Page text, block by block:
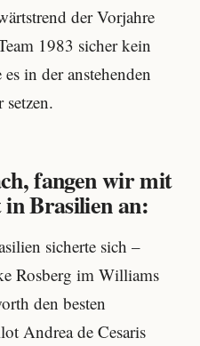
der Vorjahre
1983 sicher kein
in der anstehenden
fangen wir mit
Brasilien an:
sicherte sich –
Rosberg im Williams
den besten
Andrea de Cesaris